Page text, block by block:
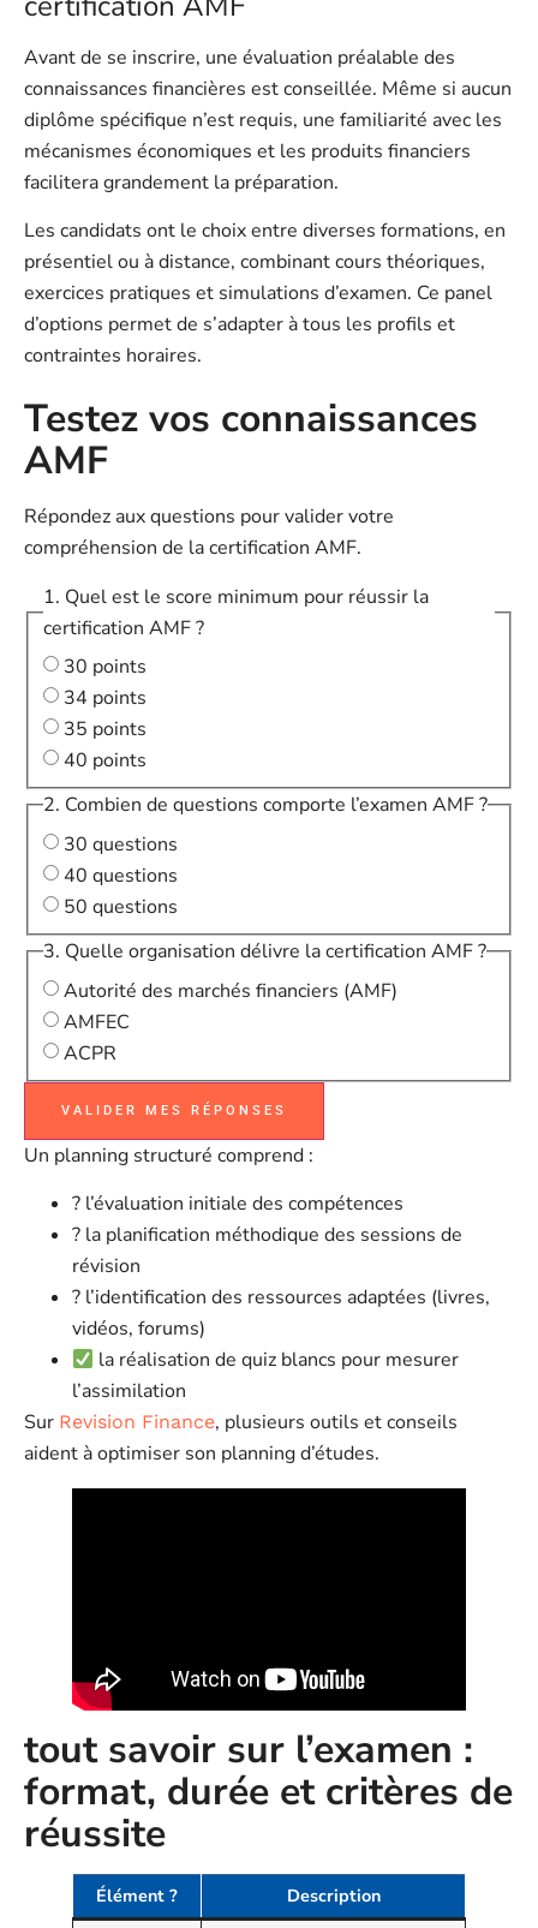
Avant de se inscrire, une évaluation préalable des
connaissances financières est conseillée. Même si aucun
diplôme spécifique n’est requis, une familiarité avec les
mécanismes économiques et les produits financiers
facilitera grandement la préparation.
Les candidats ont le choix entre diverses formations, en
présentiel ou à distance, combinant cours théoriques,
exercices pratiques et simulations d’examen. Ce panel
d’options permet de s’adapter à tous les profils et
contraintes horaires.
Testez vos connaissances
AMF
Répondez aux questions pour valider votre
compréhension de la certification AMF.
1. Quel est le score minimum pour réussir la
certification AMF ?
30 points
34 points
35 points
40 points
2. Combien de questions comporte l’examen AMF ?
30 questions
40 questions
50 questions
3. Quelle organisation délivre la certification AMF ?
Autorité des marchés financiers (AMF)
AMFEC
ACPR
VALIDER MES RÉPONSES
Un planning structuré comprend :
? l’évaluation initiale des compétences
? la planification méthodique des sessions de
révision
? l’identification des ressources adaptées (livres,
vidéos, forums)
la réalisation de quiz blancs pour mesurer
l’assimilation
Sur Revision Finance, plusieurs outils et conseils
aident à optimiser son planning d’études.
tout savoir sur l’examen :
format, durée et critères de
réussite
Élément ?
Description